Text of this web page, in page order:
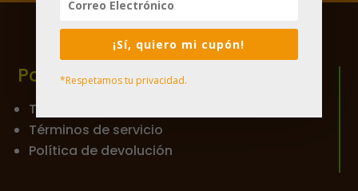
Políticas
Tratamiento de datos
Términos de servicio
Política de devolución
¡Sí, quiero mi cupón!
*Respetamos tu privacidad.